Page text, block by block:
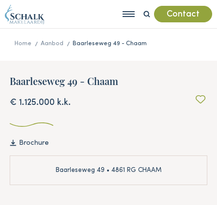
Contact
Home Aanbod Baarleseweg 49 - Chaam
Baarleseweg 49 - Chaam
€ 1.125.000 k.k.
Brochure
Baarleseweg 49 • 4861 RG CHAAM